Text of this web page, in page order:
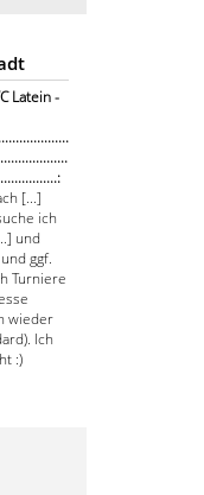
Latein -
[...]
ich
und
ggf.
Turniere
wieder
Ich
:)